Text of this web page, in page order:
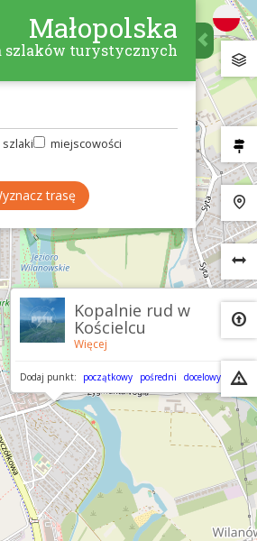
×
Kopalnie rud w
Kościelcu
Więcej
Dodaj punkt: początkowy pośredni docelowy
Małopolska
szlaków turystycznych
szlaki miejscowości
trasę